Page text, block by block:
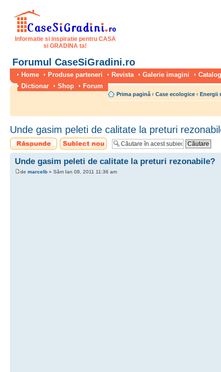
Informatie si inspiratie pentru CASA
si GRADINA ta!
Forumul CaseSiGradini.ro
Home Produse parteneri Revista Galerie imagini
Dictionar
Shop Forum
Prima pagină ‹ Case ecologice ‹ Energii
Unde gasim peleti de calitate la preturi
Scrie un răspuns
Scrie un subiect
nou
Unde gasim peleti de calitate la preturi rezonabile?
de marcelb » Sâm Ian 08, 2011 11:36 am